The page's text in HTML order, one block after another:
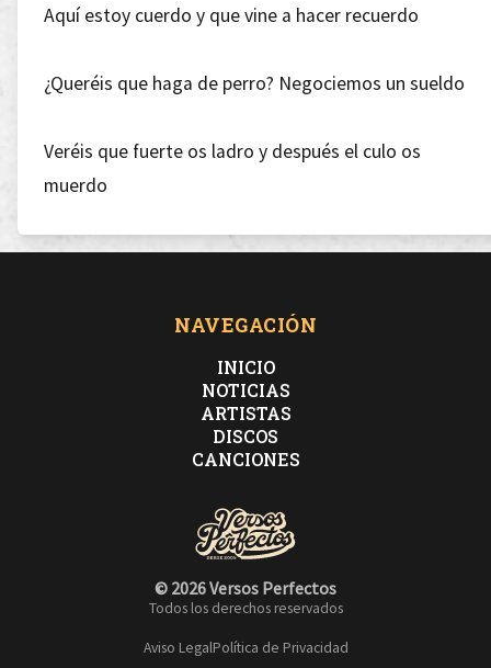
Aquí estoy cuerdo y que vine a hacer recuerdo
¿Queréis que haga de perro? Negociemos un sueldo
Veréis que fuerte os ladro y después el culo os
muerdo
Tú sigue diciendo qué, tú sigue diciendo K
Enfoca, marca, ataca ¡Eh! Suelta basura por la boca
¡Vaya! No más formas llegan al ya con el milenio
Hey pequeño pon tú empeño e insúltame con más
Aquí yo pongo el nombre, éste es el mío, es el
Cuando tú no das la cara y no pones falso nombre
NAVEGACIÓN
INICIO
NOTICIAS
ARTISTAS
DISCOS
CANCIONES
© 2026 Versos Perfectos
Todos los derechos reservados
Aviso LegalPolítica de Privacidad